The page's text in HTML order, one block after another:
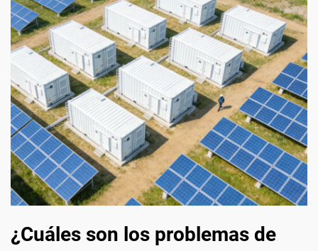
¿Cuáles son los problemas de